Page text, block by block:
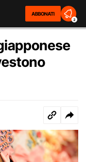
ABBONATI
2